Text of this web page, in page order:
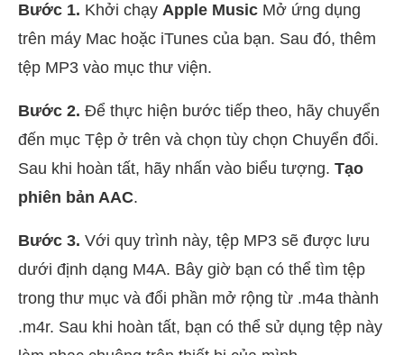
Bước 1. Khởi chạy Apple Music Mở ứng dụng
trên máy Mac hoặc iTunes của bạn. Sau đó, thêm
tệp MP3 vào mục thư viện.
Bước 2. Để thực hiện bước tiếp theo, hãy chuyển
đến mục Tệp ở trên và chọn tùy chọn Chuyển đổi.
Sau khi hoàn tất, hãy nhấn vào biểu tượng. Tạo
phiên bản AAC.
Bước 3. Với quy trình này, tệp MP3 sẽ được lưu
dưới định dạng M4A. Bây giờ bạn có thể tìm tệp
trong thư mục và đổi phần mở rộng từ .m4a thành
.m4r. Sau khi hoàn tất, bạn có thể sử dụng tệp này